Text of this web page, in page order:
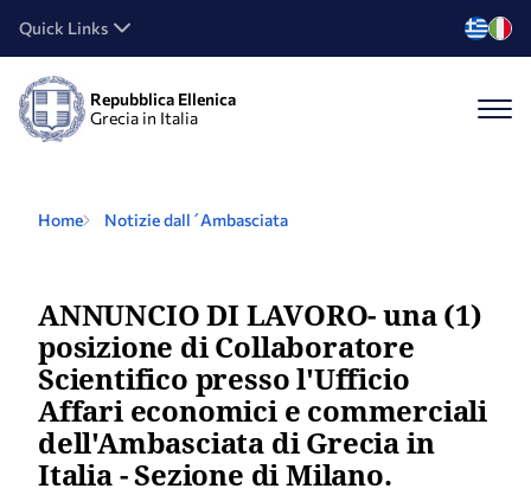
Quick Links
Repubblica Ellenica
Grecia in Italia
Home Notizie dall´Ambasciata
ANNUNCIO DI LAVORO- una (1)
posizione di Collaboratore
Scientifico presso l'Ufficio
Affari economici e commerciali
dell'Ambasciata di Grecia in
Italia - Sezione di Milano.